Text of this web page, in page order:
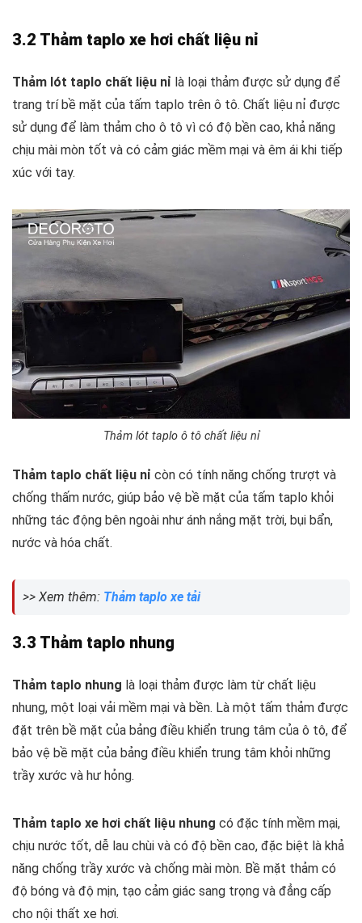
3.2 Thảm taplo xe hơi chất liệu nỉ
Thảm lót taplo chất liệu nỉ là loại thảm được sử dụng để
trang trí bề mặt của tấm taplo trên ô tô. Chất liệu nỉ được
sử dụng để làm thảm cho ô tô vì có độ bền cao, khả năng
chịu mài mòn tốt và có cảm giác mềm mại và êm ái khi tiếp
xúc với tay.
Thảm lót taplo ô tô chất liệu nỉ
Thảm taplo chất liệu nỉ còn có tính năng chống trượt và
chống thấm nước, giúp bảo vệ bề mặt của tấm taplo khỏi
những tác động bên ngoài như ánh nắng mặt trời, bụi bẩn,
nước và hóa chất.
>> Xem thêm: Thảm taplo xe tải
3.3 Thảm taplo nhung
Thảm taplo nhung là loại thảm được làm từ chất liệu
nhung, một loại vải mềm mại và bền. Là một tấm thảm được
đặt trên bề mặt của bảng điều khiển trung tâm của ô tô, để
bảo vệ bề mặt của bảng điều khiển trung tâm khỏi những
trầy xước và hư hỏng.
Thảm taplo xe hơi chất liệu nhung có đặc tính mềm mại,
chịu nước tốt, dễ lau chùi và có độ bền cao, đặc biệt là khả
năng chống trầy xước và chống mài mòn. Bề mặt thảm có
độ bóng và độ mịn, tạo cảm giác sang trọng và đẳng cấp
cho nội thất xe hơi.